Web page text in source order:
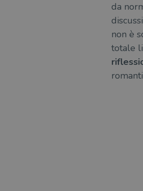
da
non è
totale